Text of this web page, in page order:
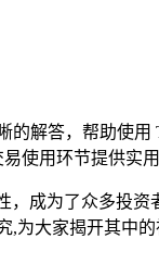
的解答，帮助使用
使用环节提供实用
，成为了众多投
为大家揭开其中的